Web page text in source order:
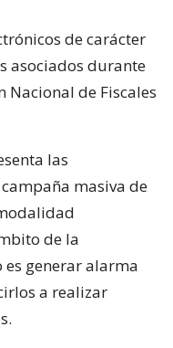
de carácter
asociados durante
Nacional de Fiscales
las
masiva de
de la
generar alarma
a realizar